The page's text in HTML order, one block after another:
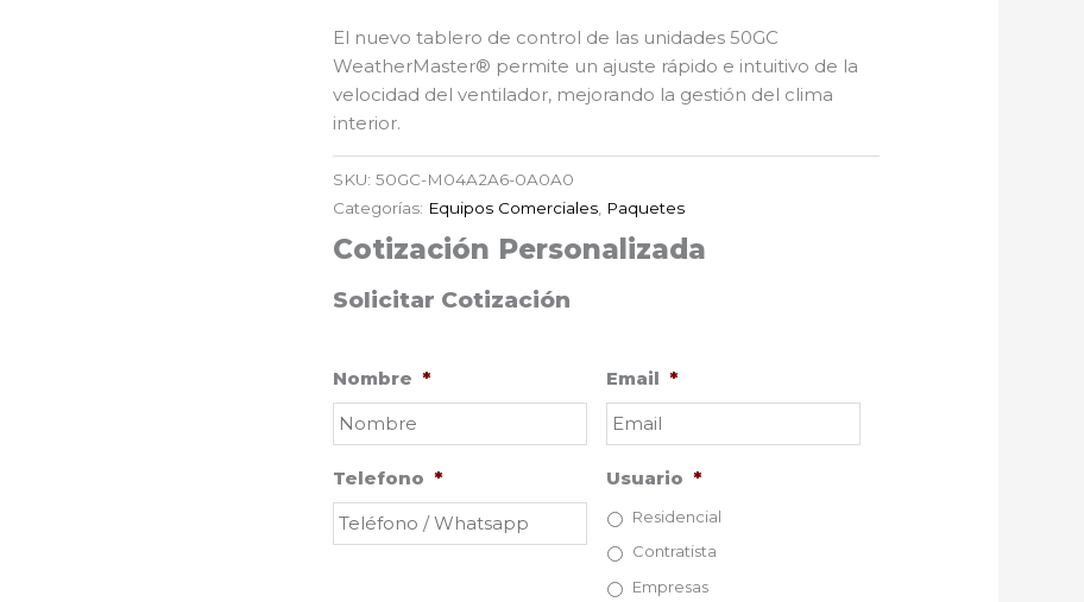
El nuevo tablero de control de las unidades 50GC
WeatherMaster® permite un ajuste rápido e intuitivo de la
velocidad del ventilador, mejorando la gestión del clima
interior.
SKU: 50GC-M04A2A6-0A0A0
Categorías: Equipos Comerciales Paquetes
Cotización Personalizada
Solicitar Cotización
Nombre * Email *
Telefono * Usuario *
Residencial
Contratista
Empresas